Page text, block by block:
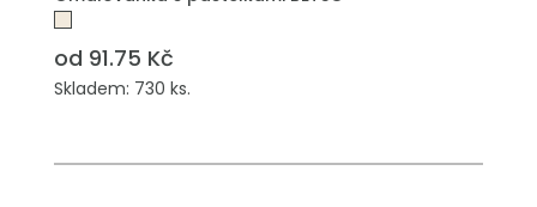
od 91.75 Kč
Skladem: 730 ks.